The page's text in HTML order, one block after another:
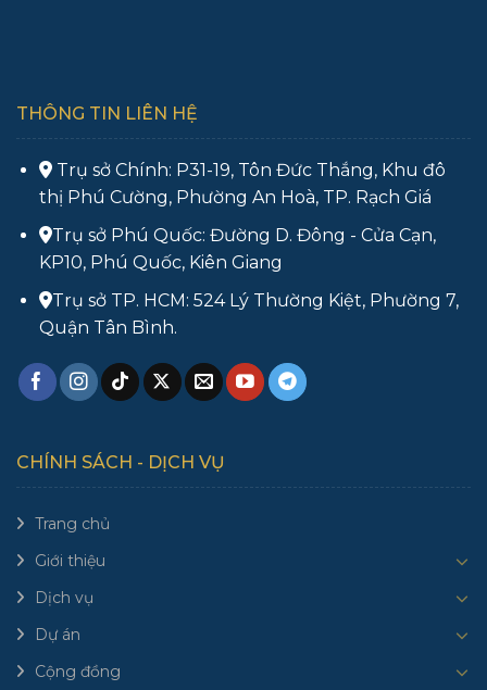
THÔNG TIN LIÊN HỆ
Trụ sở Chính: P31-19, Tôn Đức Thắng, Khu đô
thị Phú Cường, Phường An Hoà, TP. Rạch Giá
Trụ sở Phú Quốc: Đường D. Đông - Cửa Cạn,
KP10, Phú Quốc, Kiên Giang
Trụ sở TP. HCM: 524 Lý Thường Kiệt, Phường 7,
Quận Tân Bình.
CHÍNH SÁCH - DỊCH VỤ
Trang chủ
Giới thiệu
Dịch vụ
Dự án
Cộng đồng